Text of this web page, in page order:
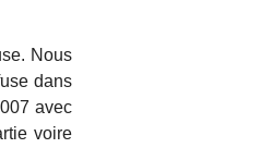
Nous
dans
avec
voire